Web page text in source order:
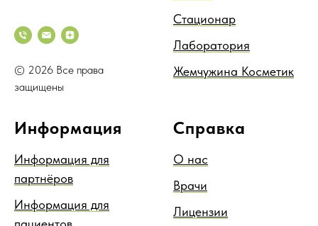
© 2026 Все права
защищены
Стационар
Лаборатория
Жемчужина Косметик
Информация
Информация для
партнёров
Информация для
Справка
О нас
Врачи
Лицензии